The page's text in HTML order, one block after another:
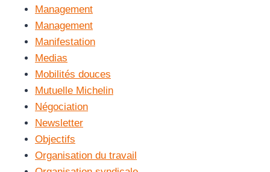
Management
Management
Manifestation
Medias
Mobilités douces
Mutuelle Michelin
Négociation
Newsletter
Objectifs
Organisation du travail